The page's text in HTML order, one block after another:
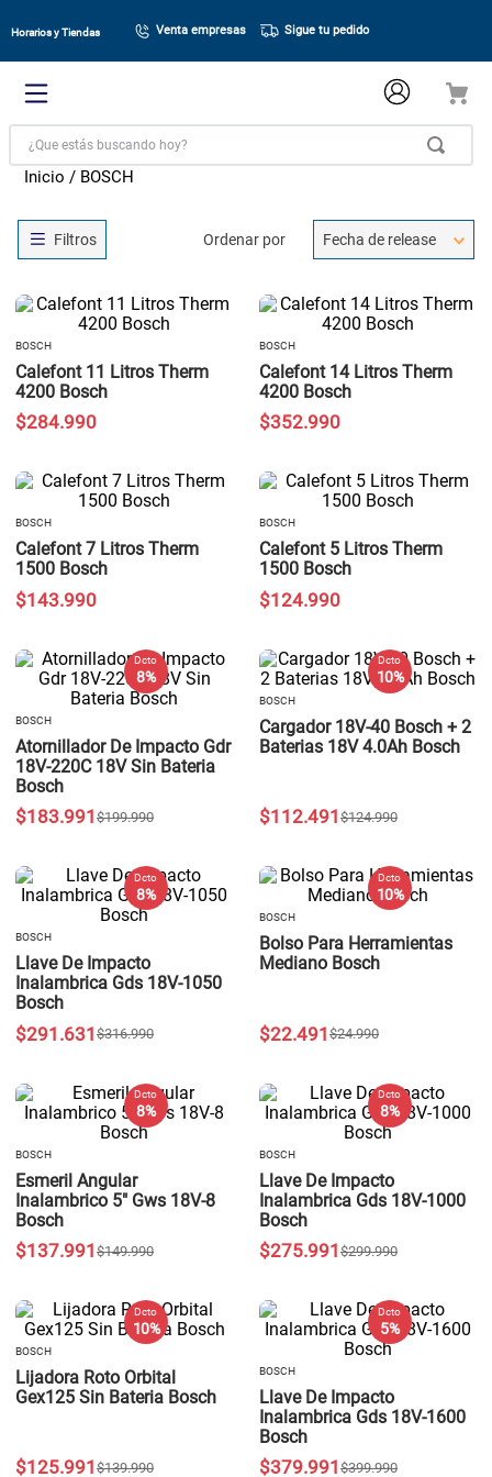
Horarios y Tiendas Venta empresas Sigue tu pedido
¿Que estás buscando hoy?
BOSCH
Ordenar por Fecha de release
BOSCH
Calefont 11 Litros Therm
4200 Bosch
$284.990
BOSCH
Calefont 14 Litros Therm
4200 Bosch
$352.990
BOSCH
Calefont 7 Litros Therm
1500 Bosch
$143.990
BOSCH
Calefont 5 Litros Therm
1500 Bosch
$124.990
Dcto
8 %
BOSCH
Atornillador De Impacto Gdr
18V-220C 18V Sin Bateria
Bosch
$199.990
$183.991
Dcto
10 %
BOSCH
Cargador 18V-40 Bosch + 2
Baterias 18V 4.0Ah Bosch
$124.990
$112.491
Dcto
8 %
BOSCH
Llave De Impacto
Inalambrica Gds 18V-1050
Bosch
$316.990
$291 .631
Dcto
10 %
BOSCH
Bolso Para Herramientas
Mediano Bosch
$24.990
$22.491
Dcto
8 %
BOSCH
Esmeril Angular
Inalambrico 5" Gws 18V-8
Bosch
$149.990
$137.991
Dcto
8 %
BOSCH
Llave De Impacto
Inalambrica Gds 18V-1000
Bosch
$299.990
$275.991
Dcto
10 %
BOSCH
Lijadora Roto Orbital
Gex125 Sin Bateria Bosch
$139.990
$125.991
Dcto
5 %
BOSCH
Llave De Impacto
Inalambrica Gds 18V-1600
Bosch
$399.990
$379.991